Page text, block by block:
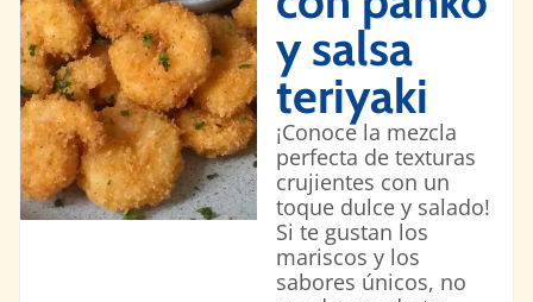
y salsa
teriyaki
¡Conoce la mezcla
perfecta de texturas
crujientes con un
toque dulce y salado!
Si te gustan los
mariscos y los
sabores únicos, no